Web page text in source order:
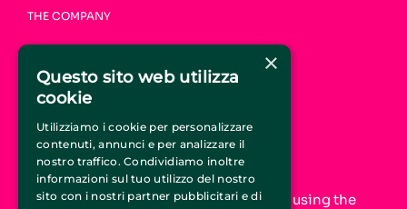
THE COMPANY
WHO WE ARE
HOW IT WORKS
FAQ
JOIN CIRCUSTICKET.IT
Increase your online visibility and start using the
×
Questo sito web utilizza
cookie
Utilizziamo i cookie per personalizzare
contenuti, annunci e per analizzare il
nostro traffico. Condividiamo inoltre
informazioni sul tuo utilizzo del nostro
sito con i nostri partner pubblicitari e di